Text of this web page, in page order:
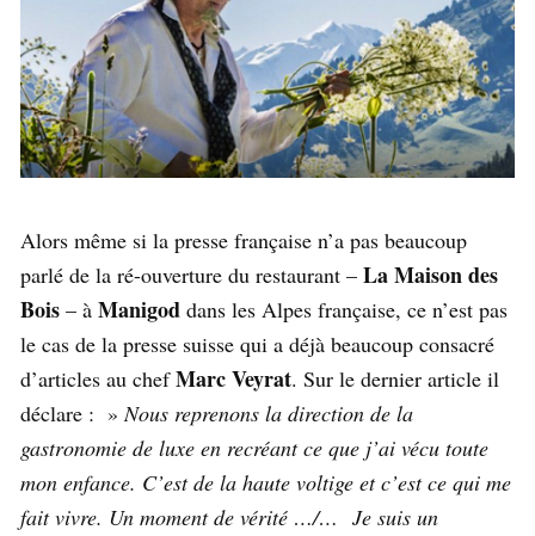
Alors même si la presse française n’a pas beaucoup
parlé de la ré-ouverture du restaurant – La Maison des
Bois – à Manigod dans les Alpes française, ce n’est pas
le cas de la presse suisse qui a déjà beaucoup consacré
d’articles au chefMarc Veyrat. Sur le dernier article il
déclare : »Nous reprenons la direction de la
gastronomie de luxe en recréant ce que j’ai vécu toute
mon enfance. C’est de la haute voltige et c’est ce qui me
fait vivre. Un moment de vérité …/… Je suis un